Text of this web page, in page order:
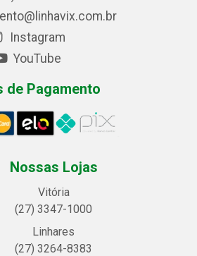
Instagram
YouTube
de Pagamento
Nossas Lojas
Vitória
(27) 3347-1000
Linhares
(27) 3264-8383